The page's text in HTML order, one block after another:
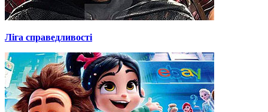
Ліга справедливості